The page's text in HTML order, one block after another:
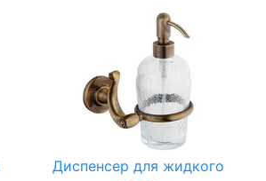
Диспенсер для жидкого